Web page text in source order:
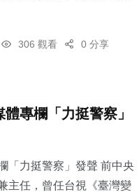
306 觀看 0 分享
專欄「力挺警察」
「力挺警察」發聲 前中央
主任，曾任台視《臺灣變